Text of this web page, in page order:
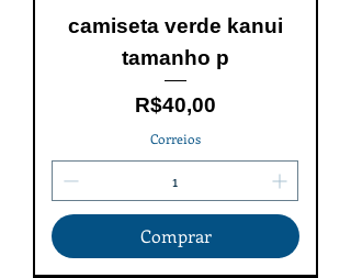
camiseta verde kanui
tamanho p
Price
R$40,00
Correios
Comprar